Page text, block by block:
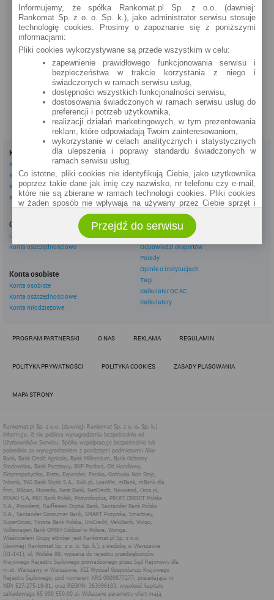
Jordanów
Rynek 27
zobacz na mapie »
Kredyty
Kredyty gotówkowe
Kredyty hipoteczne
Kredyty konsolidacyjne
Kredyty na samochód
Oszczędzanie
Lokaty
Konta oszczędnościowe
Konta osobiste
Konta osobiste
Konta oszczędnościowe
Konta młodzieżowe
Dla firm
Konta firmowe
Leasingi
Inne
eBroker Ekstra
Odpowiedzi ekspertów
Porady
Opinie o instytucjach
Tagi
Kalkulator OC AC
Kalkulatory
PROGRAM PARTNERSKI O NAS REKLAMA REGULAMIN
POLITYKA PRYWATNOŚCI POLITYKA COOKIES ZASADY PLASOWANIA
MAPA STRONY
Informujemy, że spółka Rankomat.pl Sp. z o.o. (dawniej:
Rankomat Sp. z o. o. Sp. k.), jako administrator serwisu stosuje
technologię cookies. Prosimy o zapoznanie się z poniższymi
informacjami:
Pliki cookies wykorzystywane są przede wszystkim w celu:
zapewnienie prawidłowego funkcjonowania serwisu i
bezpieczeństwa w trakcie korzystania z niego i
świadczonych w ramach serwisu usług,
dostępności wszystkich funkcjonalności serwisu,
dostosowania świadczonych w ramach serwisu usług do
preferencji i potrzeb użytkownika,
realizacji działań marketingowych, w tym prezentowania
reklam, które odpowiadają Twoim zainteresowaniom,
wykorzystanie w celach analitycznych i statystycznych
dla ulepszenia i poprawy standardu świadczonych w
ramach serwisu usług.
Co istotne, pliki cookies nie identyfikują Ciebie, jako użytkownika
poprzez takie dane jak imię czy nazwisko, nr telefonu czy e-mail,
które nie są zbierane w ramach technologii cookies. Pliki cookies
w żaden sposób nie wpływają na używany przez Ciebie sprzęt i
Zakres wykorzystywania plików cookies możliwy jest do
określenia w ustawieniach przeglądarki każdego użytkownika. Bez
wprowadzenia zmian ustawień, informacje w plikach cookies mogą
być zapisywane w pamięci Twojego urządzenia.
Administratorem danych pozyskiwanych w technologii cookies jest
spółka Rankomat.pl Sp. z o.o. (dawniej: Rankomat Sp. z o. o. Sp.
k.) z siedzibą w Warszawie, ul. Wolska 88, 01 - 141 Warszawa.
Możesz jako użytkownik w każdym czasie skontaktować się z
administratorem pod adresem bok@ebroker.pl, jak również wyrazić
obowiązującym prawem (zgodnie z tzw. RODO) w ramach tzw.
dostosowanie usług, świadczonych w ramach serwisu do potrzeb
Polityka Cookies serwisów
internetowych spółki Rankomat.pl Sp. z
o.o. (dawniej: Rankomat Sp. z o. o. Sp.
k.)
Rankomat.pl Sp. z o.o. (dawniej: Rankomat Sp. z o. o. Sp. k.), z
siedzibą w Warszawie (01-141), ul. Wolska 88, wpisana do rejestru
przedsiębiorców Krajowego Rejestru Sądowego prowadzonego
przez Sąd Rejonowy dla m.st. Warszawy w Warszawie, XIII
Wydział Gospodarczy Krajowego Rejestru Sądowego, pod
numerem KRS 0000877277, posiadająca nr NIP: 527-275-18-81,
oraz REGON: 363096183, zwana dalej "Rankomat" wykorzystuje
na swoich stronach internetowych technologię "cookies".
Zasady wykorzystania informacji dostarczonych przez
użytkownika w ramach technologii cookies w trakcie korzystania
ze stron internetowych i Rankomat określa niniejszy dokument.
Przejdź do serwisu